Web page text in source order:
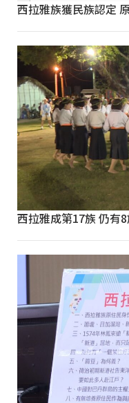
西拉雅族獲民族認定
西拉雅成第17族 仍有